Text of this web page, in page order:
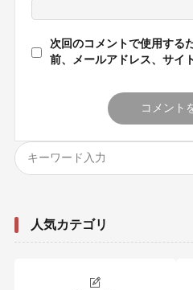
次回のコメントで使用する
前、メールアドレス、サイ
人気カテゴリ